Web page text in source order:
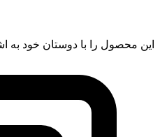
این محصول را با دوستان خود به